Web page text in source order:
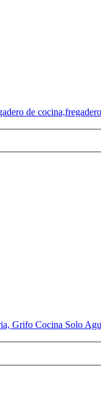
de
Grifo Cocina Solo